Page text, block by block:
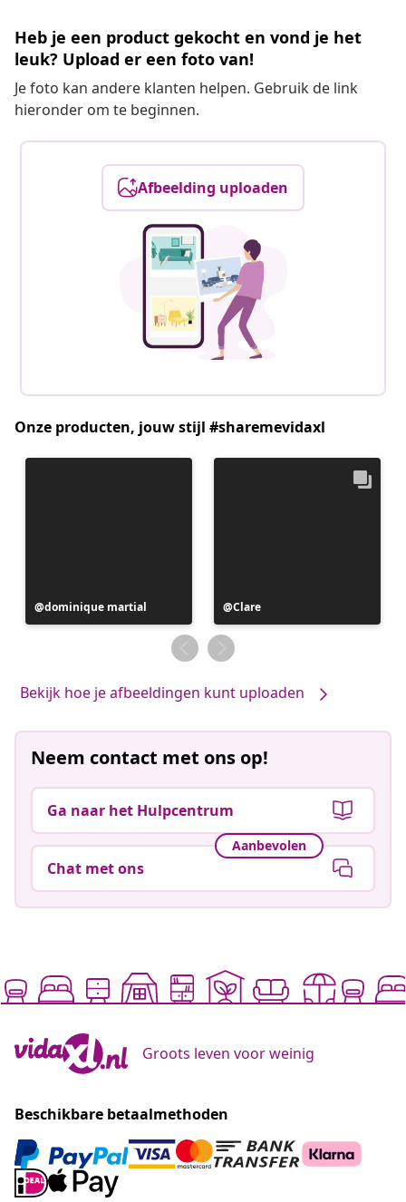
Heb je een product gekocht en vond je het
leuk? Upload er een foto van!
Je foto kan andere klanten helpen. Gebruik de link
hieronder om te beginnen.
Afbeelding uploaden
Onze producten, jouw stijl #sharemevidaxl
Bericht
gepubliceerd
dominique martial
Bericht
gepubliceerd
door
Clare
Bekijk hoe je afbeeldingen kunt uploaden
Neem contact met ons op!
Ga naar het Hulpcentrum
Aanbevolen
Chat met ons
Groots leven voor weinig
Beschikbare betaalmethoden